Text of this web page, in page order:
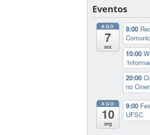
Eventos
AGO
7
sex
8:00
10:00
20:00
no
AGO
10
seg
9:00
UFSC